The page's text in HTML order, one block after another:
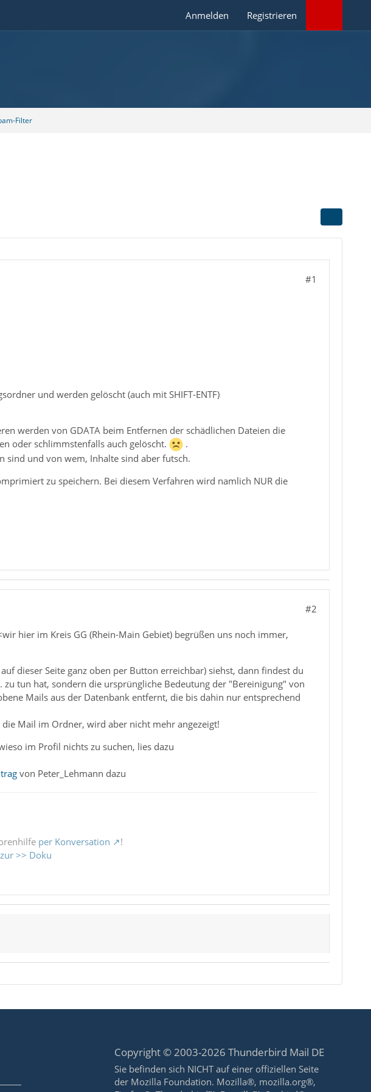
Anmelden Registrieren
Filter
#1
und werden gelöscht (auch mit SHIFT-ENTF)
werden von GDATA beim Entfernen der schädlichen Dateien die
oder schlimmstenfalls auch gelöscht.
.
sind und von wem, Inhalte sind aber futsch.
zu speichern. Bei diesem Verfahren wird namlich NUR die
#2
hier im Kreis GG (Rhein-Main Gebiet) begrüßen uns noch immer,
dieser Seite ganz oben per Button erreichbar) siehst, dann findest du
zu tun hat, sondern die ursprüngliche Bedeutung der "Bereinigung" von
Mails aus der Datenbank entfernt, die bis dahin nur entsprechend
Mail im Ordner, wird aber nicht mehr angezeigt!
im Profil nichts zu suchen, lies dazu
von Peter_Lehmann dazu
per Konversation
!
zur >> Doku
Copyright © 2003-2026 Thunderbird Mail DE
Sie befinden sich NICHT auf einer offiziellen Seite
der Mozilla Foundation. Mozilla®, mozilla.org®,